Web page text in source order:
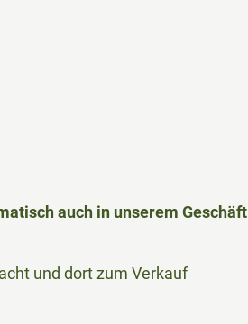
auch in unserem Geschäft
und dort zum Verkauf